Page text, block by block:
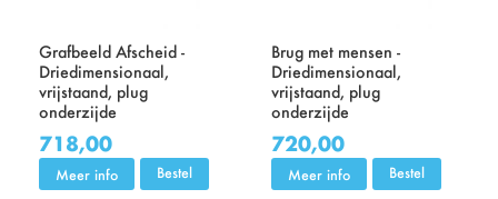
Grafbeeld Afscheid -
Driedimensionaal,
vrijstaand, plug
onderzijde
718,00
Meer info Bestel
Brug met mensen -
Driedimensionaal,
vrijstaand, plug
onderzijde
720,00
Meer info Bestel